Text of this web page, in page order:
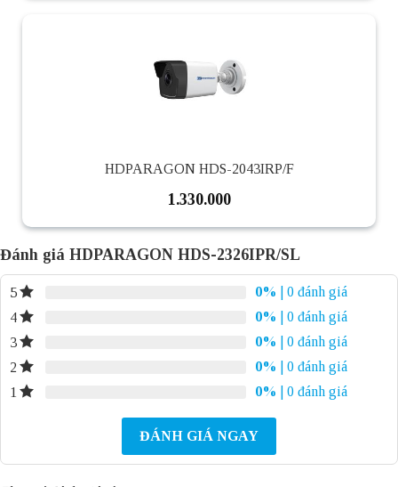
HDPARAGON HDS-2043IRP/F
1.330.000
Đánh giá HDPARAGON HDS-2326IPR/SL
5 0%
| 0 đánh giá
4
0%
| 0 đánh giá
3
0%
| 0 đánh giá
2
0%
| 0 đánh giá
1
0% | 0 đánh giá
ĐÁNH GIÁ NGAY